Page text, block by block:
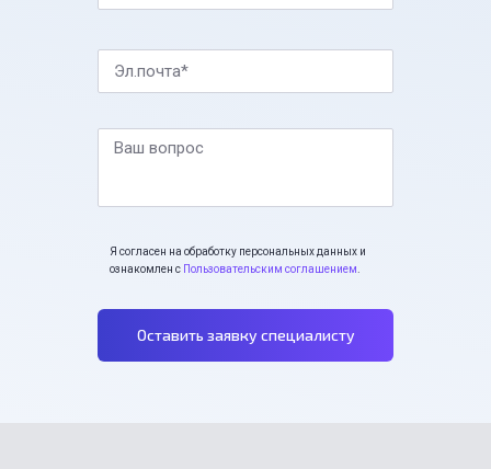
Эл.почта*
Ваш вопрос
Я согласен на обработку персональных данных и
ознакомлен с Пользовательским соглашением
Оставить заявку специалисту